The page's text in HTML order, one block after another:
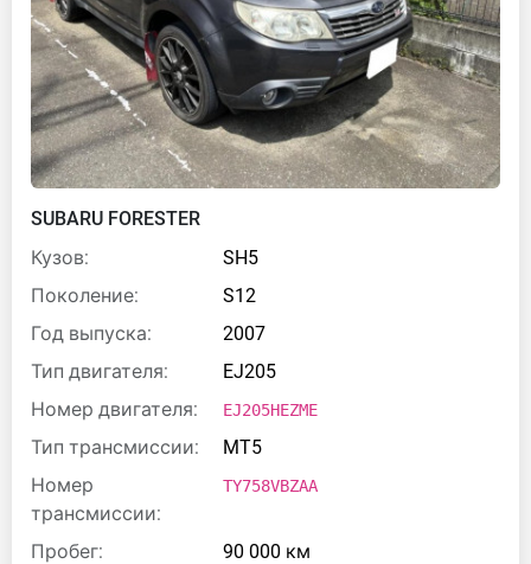
SUBARU FORESTER
Кузов:
SH5
Поколение:
S12
Год выпуска:
2007
Тип двигателя:
EJ205
Номер двигателя:
EJ205HEZME
Тип трансмиссии:
MT5
Номер
трансмиссии:
TY758VBZAA
Пробег:
90 000 км